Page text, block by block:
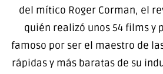
del mítico Roger Corman, el
quién realizó unos 54 films y
famoso por ser el maestro de
rápidas y más baratas de su